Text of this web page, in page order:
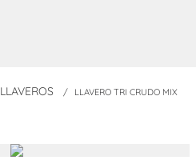
LLAVEROS LLAVERO TRI CRUDO MIX